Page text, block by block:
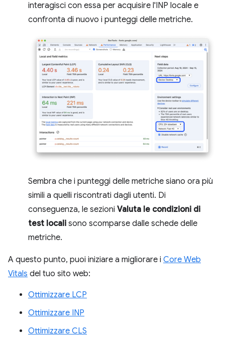
interagisci con essa per acquisire l'INP locale e
confronta di nuovo i punteggi delle metriche.
Sembra che i punteggi delle metriche siano ora più
simili a quelli riscontrati dagli utenti. Di
conseguenza, le sezioni Valuta le condizioni di
test locali sono scomparse dalle schede delle
metriche.
A questo punto, puoi iniziare a migliorare i Core Web
Vitals del tuo sito web:
Ottimizzare LCP
Ottimizzare INP
Ottimizzare CLS